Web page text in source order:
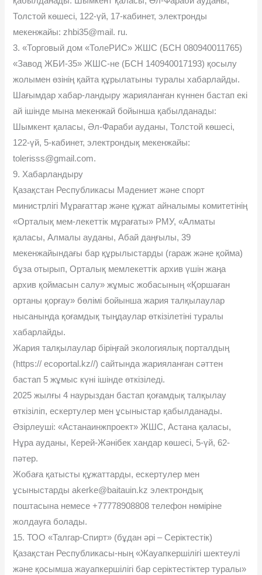
Толстой көшесі, 122-үй, 17-кабинет, электронды
мекенжайы: zhbi35@mail. ru.
3. «Торговый дом «ТолеРИС» ЖШС (БСН 080940011765)
«Завод ЖБИ-35» ЖШС-не (БСН 140940017193) қосылу
жолымен өзінің қайта құрылатыны туралы хабарлайды.
Шағымдар хабар-ландыру жарияланған күннен бастап екі
ай ішінде мына мекенжай бойынша қабылданады:
Шымкент қаласы, Əл-Фараби ауданы, Толстой көшесі,
122-үй, 5-кабинет, электрондық мекенжайы:
tolerisss@gmail.com.
9. Хабарландыру
Қазақстан Республикасы Мəдениет жəне спорт
министрлігі Мұрағаттар жəне құжат айналымы комитетінің
«Орталық мем-лекеттік мұрағаты» РМУ, «Алматы
қаласы, Алмалы ауданы, Абай даңғылы, 39
мекенжайындағы бар құрылыстарды (гараж жəне қойма)
бұза отырып, Орталық мемлекеттік архив үшін жаңа
архив қоймасын салу» жұмыс жобасының «Қоршаған
ортаны қорғау» бөлімі бойынша жария талқылаулар
нысанында қоғамдық тыңдаулар өткізілетіні туралы
хабарлайды.
Жария талқылаулар біріңғай экологиялық порталдың
(https:// ecoportal.kz//) сайтында жарияланған сəттен
бастап 5 жұмыс күні ішінде өткізіледі.
2025 жылғы 4 наурыздан бастап қоғамдық талқылау
өткізіліп, ескертулер мен ұсыныстар қабылданады.
Əзірлеуші: «Астанаинжпроект» ЖШС, Астана қаласы,
Нұра ауданы, Керей-Жəнібек хандар көшесі, 5-үй, 62-
пəтер.
Жобаға қатысты құжаттарды, ескертулер мен
ұсыныстарды akerke@baitauin.kz электрондық
поштасына немесе +77778908808 телефон нөміріне
жолдауға болады.
15. ТОО «Талгар-Спирт» (бұдан əрі – Серіктестік)
Қазақстан Республикасы-ның «Жауапкершілігі шектеулі
жəне қосымша жауапкершілігі бар серіктестіктер туралы»